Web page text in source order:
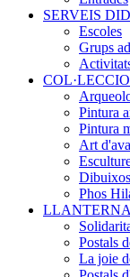
SERVEIS
Escoles
Grups
Pintura
Pintura
Art
Dibuixos
Phos
Postals
La joie